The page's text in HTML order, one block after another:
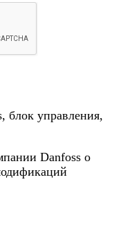
блок управления,
Danfoss о